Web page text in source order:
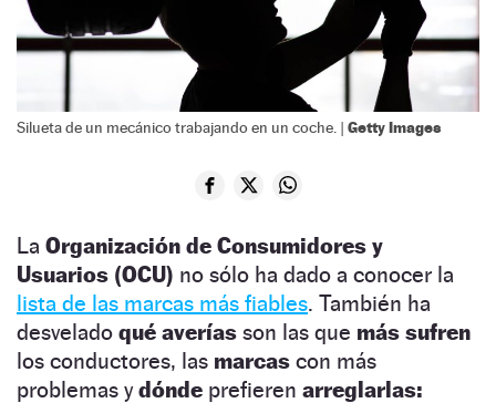
Silueta de un mecánico trabajando en un coche. | Getty Images
La Organización de Consumidores y
Usuarios (OCU) no sólo ha dado a conocer la
lista de las marcas más fiables. También ha
desvelado qué averías son las que más sufren
los conductores, las marcas con más
problemas ydónde prefieren arreglarlas: